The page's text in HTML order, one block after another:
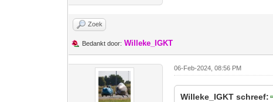
Zoek
Bedankt door: Willeke_IGKT
06-Feb-2024, 08:56 PM
Willeke_IGKT schreef: